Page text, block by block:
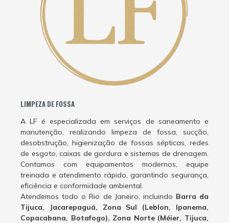
LIMPEZA DE FOSSA
A LF é especializada em serviços de saneamento e
manutenção, realizando limpeza de fossa, sucção,
desobstrução, higienização de fossas sépticas, redes
de esgoto, caixas de gordura e sistemas de drenagem.
Contamos com equipamentos modernos, equipe
treinada e atendimento rápido, garantindo segurança,
eficiência e conformidade ambiental.
Atendemos todo o Rio de Janeiro, incluindo Barra da
Tijuca, Jacarepaguá, Zona Sul (Leblon, Ipanema,
Copacabana, Botafogo), Zona Norte (Méier, Tijuca,